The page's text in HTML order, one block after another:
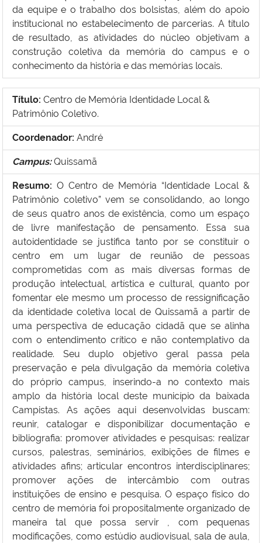
da equipe e o trabalho dos bolsistas, além do apoio
institucional no estabelecimento de parcerias. A título
de resultado, as atividades do núcleo objetivam a
construção coletiva da memória do campus e o
conhecimento da história e das memórias locais.
Título: Centro de Memória Identidade Local &
Patrimônio Coletivo.
Coordenador: André
Campus:Quissamã
Resumo: O Centro de Memória “Identidade Local &
Patrimônio coletivo” vem se consolidando, ao longo
de seus quatro anos de existência, como um espaço
de livre manifestação de pensamento. Essa sua
autoidentidade se justifica tanto por se constituir o
centro em um lugar de reunião de pessoas
comprometidas com as mais diversas formas de
produção intelectual, artística e cultural, quanto por
fomentar ele mesmo um processo de ressignificação
da identidade coletiva local de Quissamã a partir de
uma perspectiva de educação cidadã que se alinha
com o entendimento crítico e não contemplativo da
realidade. Seu duplo objetivo geral passa pela
preservação e pela divulgação da memória coletiva
do próprio campus, inserindo-a no contexto mais
amplo da história local deste município da baixada
Campistas. As ações aqui desenvolvidas buscam:
reunir, catalogar e disponibilizar documentação e
bibliografia: promover atividades e pesquisas: realizar
cursos, palestras, seminários, exibições de filmes e
atividades afins; articular encontros interdisciplinares;
promover ações de intercâmbio com outras
instituições de ensino e pesquisa. O espaço físico do
centro de memória foi propositalmente organizado de
maneira tal que possa servir , com pequenas
modificações, como estúdio audiovisual, sala de aula,